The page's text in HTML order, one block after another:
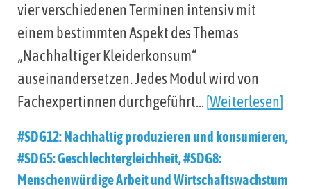
vier verschiedenen Terminen intensiv mit
einem bestimmten Aspekt des Themas
„Nachhaltiger Kleiderkonsum“
auseinandersetzen. Jedes Modul wird von
Fachexpertinnen durchgeführt… Weiterlesen
#SDG12: Nachhaltig produzieren und konsumieren,
#SDG5: Geschlechtergleichheit,#SDG8:
Menschenwürdige Arbeit und Wirtschaftswachstum